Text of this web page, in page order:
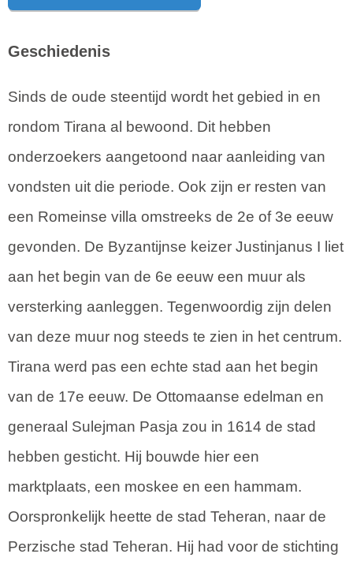
Geschiedenis
Sinds de oude steentijd wordt het gebied in en
rondom Tirana al bewoond. Dit hebben
onderzoekers aangetoond naar aanleiding van
vondsten uit die periode. Ook zijn er resten van
een Romeinse villa omstreeks de 2e of 3e eeuw
gevonden. De Byzantijnse keizer Justinjanus I liet
aan het begin van de 6e eeuw een muur als
versterking aanleggen. Tegenwoordig zijn delen
van deze muur nog steeds te zien in het centrum.
Tirana werd pas een echte stad aan het begin
van de 17e eeuw. De Ottomaanse edelman en
generaal Sulejman Pasja zou in 1614 de stad
hebben gesticht. Hij bouwde hier een
marktplaats, een moskee en een hammam.
Oorspronkelijk heette de stad Teheran, naar de
Perzische stad Teheran. Hij had voor de stichting